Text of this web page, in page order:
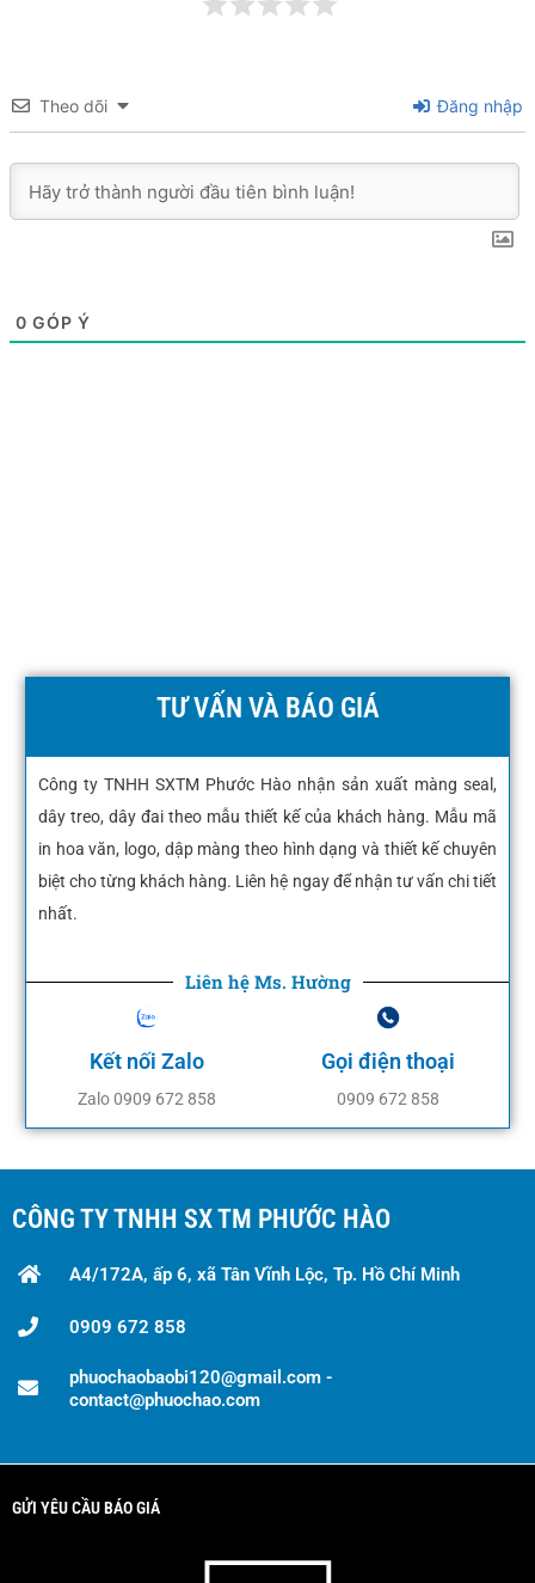
Theo dõi Đăng nhập
0 GÓP Ý
TƯ VẤN VÀ BÁO GIÁ
Công ty TNHH SXTM Phước Hào nhận sản xuất màng seal,
dây treo, dây đai theo mẫu thiết kế của khách hàng. Mẫu mã
in hoa văn, logo, dập màng theo hình dạng và thiết kế chuyên
biệt cho từng khách hàng. Liên hệ ngay để nhận tư vấn chi tiết
nhất.
Liên hệ Ms. Hường
Kết nối Zalo
Zalo 0909 672 858
Gọi điện thoại
0909 672 858
CÔNG TY TNHH SX TM PHƯỚC HÀO
A4/172A, ấp 6, xã Tân Vĩnh Lộc, Tp. Hồ Chí Minh
0909 672 858
phuochaobaobi120@gmail.com -
contact@phuochao.com
GỬI YÊU CẦU BÁO GIÁ